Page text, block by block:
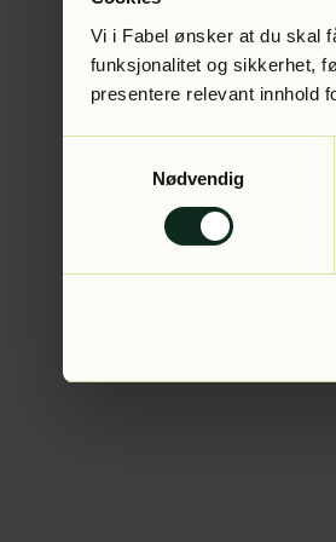
Vi i Fabel ønsker at du skal
funksjonalitet og sikkerhet,
presentere relevant innhold
Nødvendig
Application